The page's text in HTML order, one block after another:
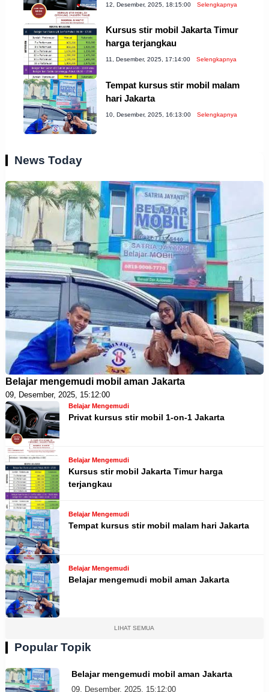
12, Desember, 2025, 18:15:00 Selengkapnya
Kursus stir mobil Jakarta Timur
harga terjangkau
11, Desember, 2025, 17:14:00 Selengkapnya
Tempat kursus stir mobil malam
hari Jakarta
10, Desember, 2025, 16:13:00 Selengkapnya
News Today
Belajar mengemudi mobil aman Jakarta
09, Desember, 2025, 15:12:00
Belajar Mengemudi
Privat kursus stir mobil 1-on-1 Jakarta
Belajar Mengemudi
Kursus stir mobil Jakarta Timur harga
terjangkau
Belajar Mengemudi
Tempat kursus stir mobil malam hari Jakarta
Belajar Mengemudi
Belajar mengemudi mobil aman Jakarta
LIHAT SEMUA
Popular Topik
Belajar mengemudi mobil aman Jakarta
09, Desember, 2025, 15:12:00